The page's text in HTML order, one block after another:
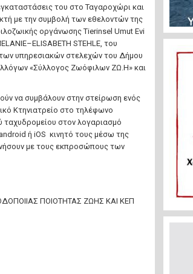
του στο Ταγαροχώρι και
με την συμβολή των εθελοντών της
οργάνωσης Tierinsel Umut Evi
STEHLE, του
υπηρεσιακών στελεχών του Δήμου
«Σύλλογος Ζωόφιλων ΖΩ.Η» και
να συμβάλουν στην στείρωση ενός
Κτηνιατρείο στο τηλέφωνο
ταχυδρομείου στον λογαριασμό
ή iOS κινητό τους μέσω της
με τους εκπροσώπους των
ΠΟΙΟΤΗΤΑΣ ΖΩΗΣ ΚΑΙ ΚΕΠ